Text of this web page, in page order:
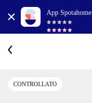
App Spotahome
CONTROLLATO